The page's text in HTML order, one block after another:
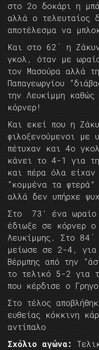
στο 2ο δοκάρι η
αλλά ο τελευταίος
αποτέλεσμα να
Και στο 62΄ η
γκολ, όταν με
τον Μασούρα αλλά
Παπαγεωργίου
την Λευκίμμη
κόρνερ!
Και εκεί που η
φιλοξενούμενοι με
πέτυχαν και 4ο
κάνει το 4-1 για
και πέρα όλα
“κομμένα τα
αλλά δεν υπήρχε
Στο 73′ ένα ωραίο
έδιωξε σε κόρνερ ο
Λευκίμμης. Στο
μείωσε σε 2-4,
Βέρμπης από την
το τελικό 5-2 για
που κέρδισε ο
Στο τέλος
ευθείας κόκκινη
αντίπαλο
Σχόλιο αγώνα: